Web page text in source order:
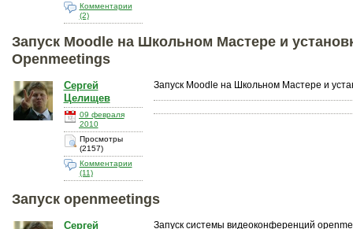
Комментарии
(2)
Запуск Moodle на Школьном Мастере и
Openmeetings
Сергей
Целищев
09 февраля
2010
Просмотры
(2157)
Комментарии
(11)
Запуск Moodle на Школьном Мастере и
Запуск openmeetings
Сергей
Запуск системы видеоконференций